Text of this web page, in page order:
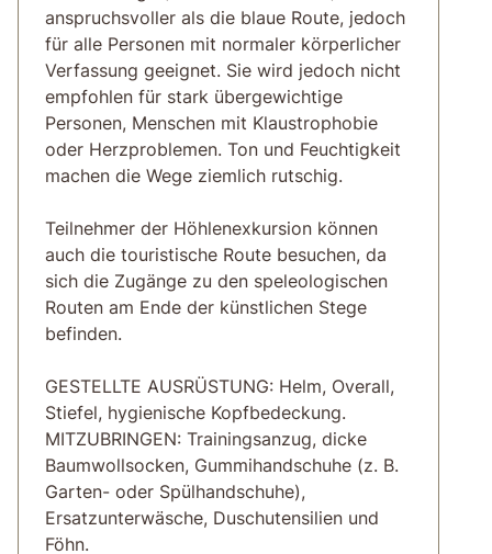
anspruchsvoller als die blaue Route, jedoch
für alle Personen mit normaler körperlicher
Verfassung geeignet. Sie wird jedoch nicht
empfohlen für stark übergewichtige
Personen, Menschen mit Klaustrophobie
oder Herzproblemen. Ton und Feuchtigkeit
machen die Wege ziemlich rutschig.
Teilnehmer der Höhlenexkursion können
auch die touristische Route besuchen, da
sich die Zugänge zu den speleologischen
Routen am Ende der künstlichen Stege
befinden.
GESTELLTE AUSRÜSTUNG: Helm, Overall,
Stiefel, hygienische Kopfbedeckung.
MITZUBRINGEN: Trainingsanzug, dicke
Baumwollsocken, Gummihandschuhe (z. B.
Garten- oder Spülhandschuhe),
Ersatzunterwäsche, Duschutensilien und
Föhn.